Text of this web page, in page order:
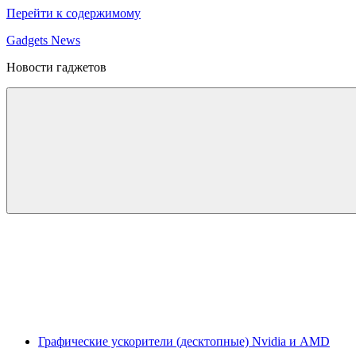
Перейти к содержимому
Gadgets News
Новости гаджетов
Графические ускорители (десктопные) Nvidia и AMD